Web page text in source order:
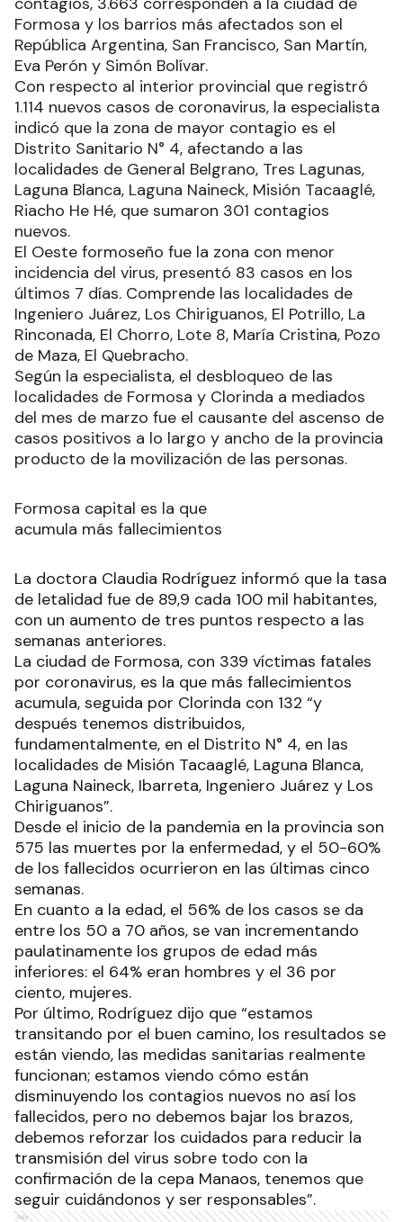
Formosa y los barrios más afectados son el
República Argentina, San Francisco, San Martín,
Eva Perón y Simón Bolívar.
Con respecto al interior provincial que registró
1.114 nuevos casos de coronavirus, la especialista
indicó que la zona de mayor contagio es el
Distrito Sanitario N° 4, afectando a las
localidades de General Belgrano, Tres Lagunas,
Laguna Blanca, Laguna Naineck, Misión Tacaaglé,
Riacho He Hé, que sumaron 301 contagios
nuevos.
El Oeste formoseño fue la zona con menor
incidencia del virus, presentó 83 casos en los
últimos 7 días. Comprende las localidades de
Ingeniero Juárez, Los Chiriguanos, El Potrillo, La
Rinconada, El Chorro, Lote 8, María Cristina, Pozo
de Maza, El Quebracho.
Según la especialista, el desbloqueo de las
localidades de Formosa y Clorinda a mediados
del mes de marzo fue el causante del ascenso de
casos positivos a lo largo y ancho de la provincia
producto de la movilización de las personas.
Formosa capital es la que
acumula más fallecimientos
La doctora Claudia Rodríguez informó que la tasa
de letalidad fue de 89,9 cada 100 mil habitantes,
con un aumento de tres puntos respecto a las
semanas anteriores.
La ciudad de Formosa, con 339 víctimas fatales
por coronavirus, es la que más fallecimientos
acumula, seguida por Clorinda con 132 “y
después tenemos distribuidos,
fundamentalmente, en el Distrito N° 4, en las
localidades de Misión Tacaaglé, Laguna Blanca,
Laguna Naineck, Ibarreta, Ingeniero Juárez y Los
Chiriguanos”.
Desde el inicio de la pandemia en la provincia son
575 las muertes por la enfermedad, y el 50-60%
de los fallecidos ocurrieron en las últimas cinco
semanas.
En cuanto a la edad, el 56% de los casos se da
entre los 50 a 70 años, se van incrementando
paulatinamente los grupos de edad más
inferiores: el 64% eran hombres y el 36 por
ciento, mujeres.
Por último, Rodríguez dijo que “estamos
transitando por el buen camino, los resultados se
están viendo, las medidas sanitarias realmente
funcionan; estamos viendo cómo están
disminuyendo los contagios nuevos no así los
fallecidos, pero no debemos bajar los brazos,
debemos reforzar los cuidados para reducir la
transmisión del virus sobre todo con la
confirmación de la cepa Manaos, tenemos que
seguir cuidándonos y ser responsables”.
Ads